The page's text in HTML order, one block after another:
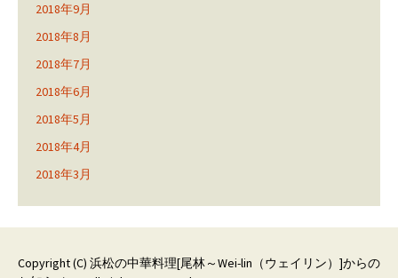
2018年9月
2018年8月
2018年7月
2018年6月
2018年5月
2018年4月
2018年3月
Copyright (C) 浜松の中華料理[尾林～Wei-lin（ウェイリン）]からの